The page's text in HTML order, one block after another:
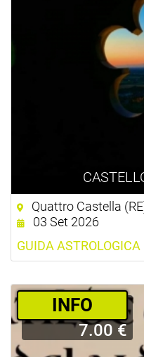
Quattro Castella
03 Set 2026
GUIDA
­INFO
7.00 €